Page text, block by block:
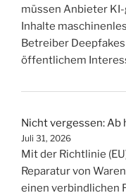
müssen Anbieter
Inhalte
Betreiber
öffentlichem
Nicht vergessen: Ab
Juli 31, 2026
Mit der Richtlinie
Reparatur von
einen verbindlichen